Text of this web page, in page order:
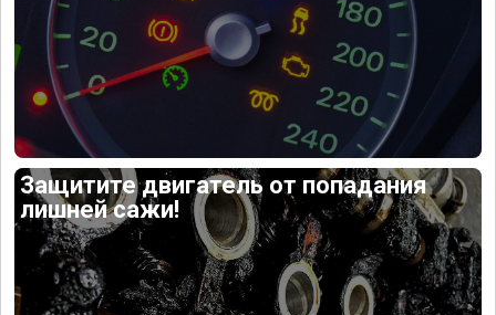
Защитите двигатель от попадания
лишней сажи!